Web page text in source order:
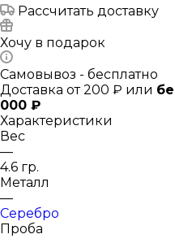
Рассчитать доставку
Хочу в подарок
Самовывоз - бесплатно
Доставка от 200 ₽ или
000 ₽
Характеристики
Вес
—
4.6 гр.
Металл
—
Серебро
Проба